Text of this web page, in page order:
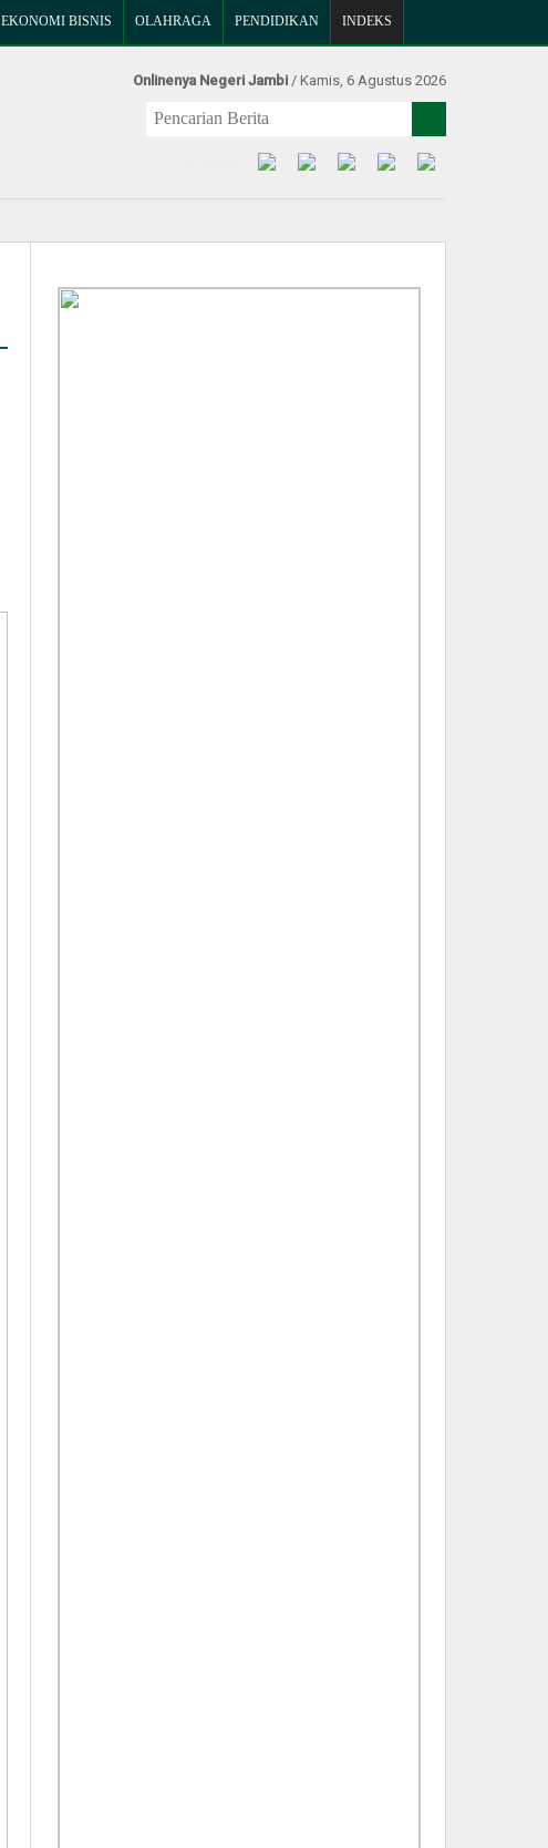
EKONOMI BISNIS OLAHRAGA PENDIDIKAN INDEKS
Onlinenya Negeri Jambi / Kamis, 6 Agustus 2026